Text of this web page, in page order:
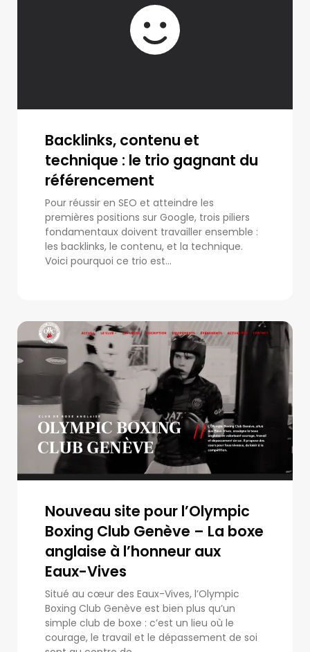
Backlinks, contenu et
technique : le trio gagnant du
référencement
Pour réussir en SEO et atteindre les
premières positions sur Google, trois piliers
fondamentaux doivent travailler ensemble :
les backlinks, le contenu, et la technique.
Voici pourquoi ce trio est...
Nouveau site pour l’Olympic
Boxing Club Genève – La boxe
anglaise à l’honneur aux
Eaux-Vives
Situé au cœur des Eaux-Vives, l’Olympic
Boxing Club Genève est bien plus qu’un
simple club de boxe : c’est un lieu où le
courage, le travail et le dépassement de soi